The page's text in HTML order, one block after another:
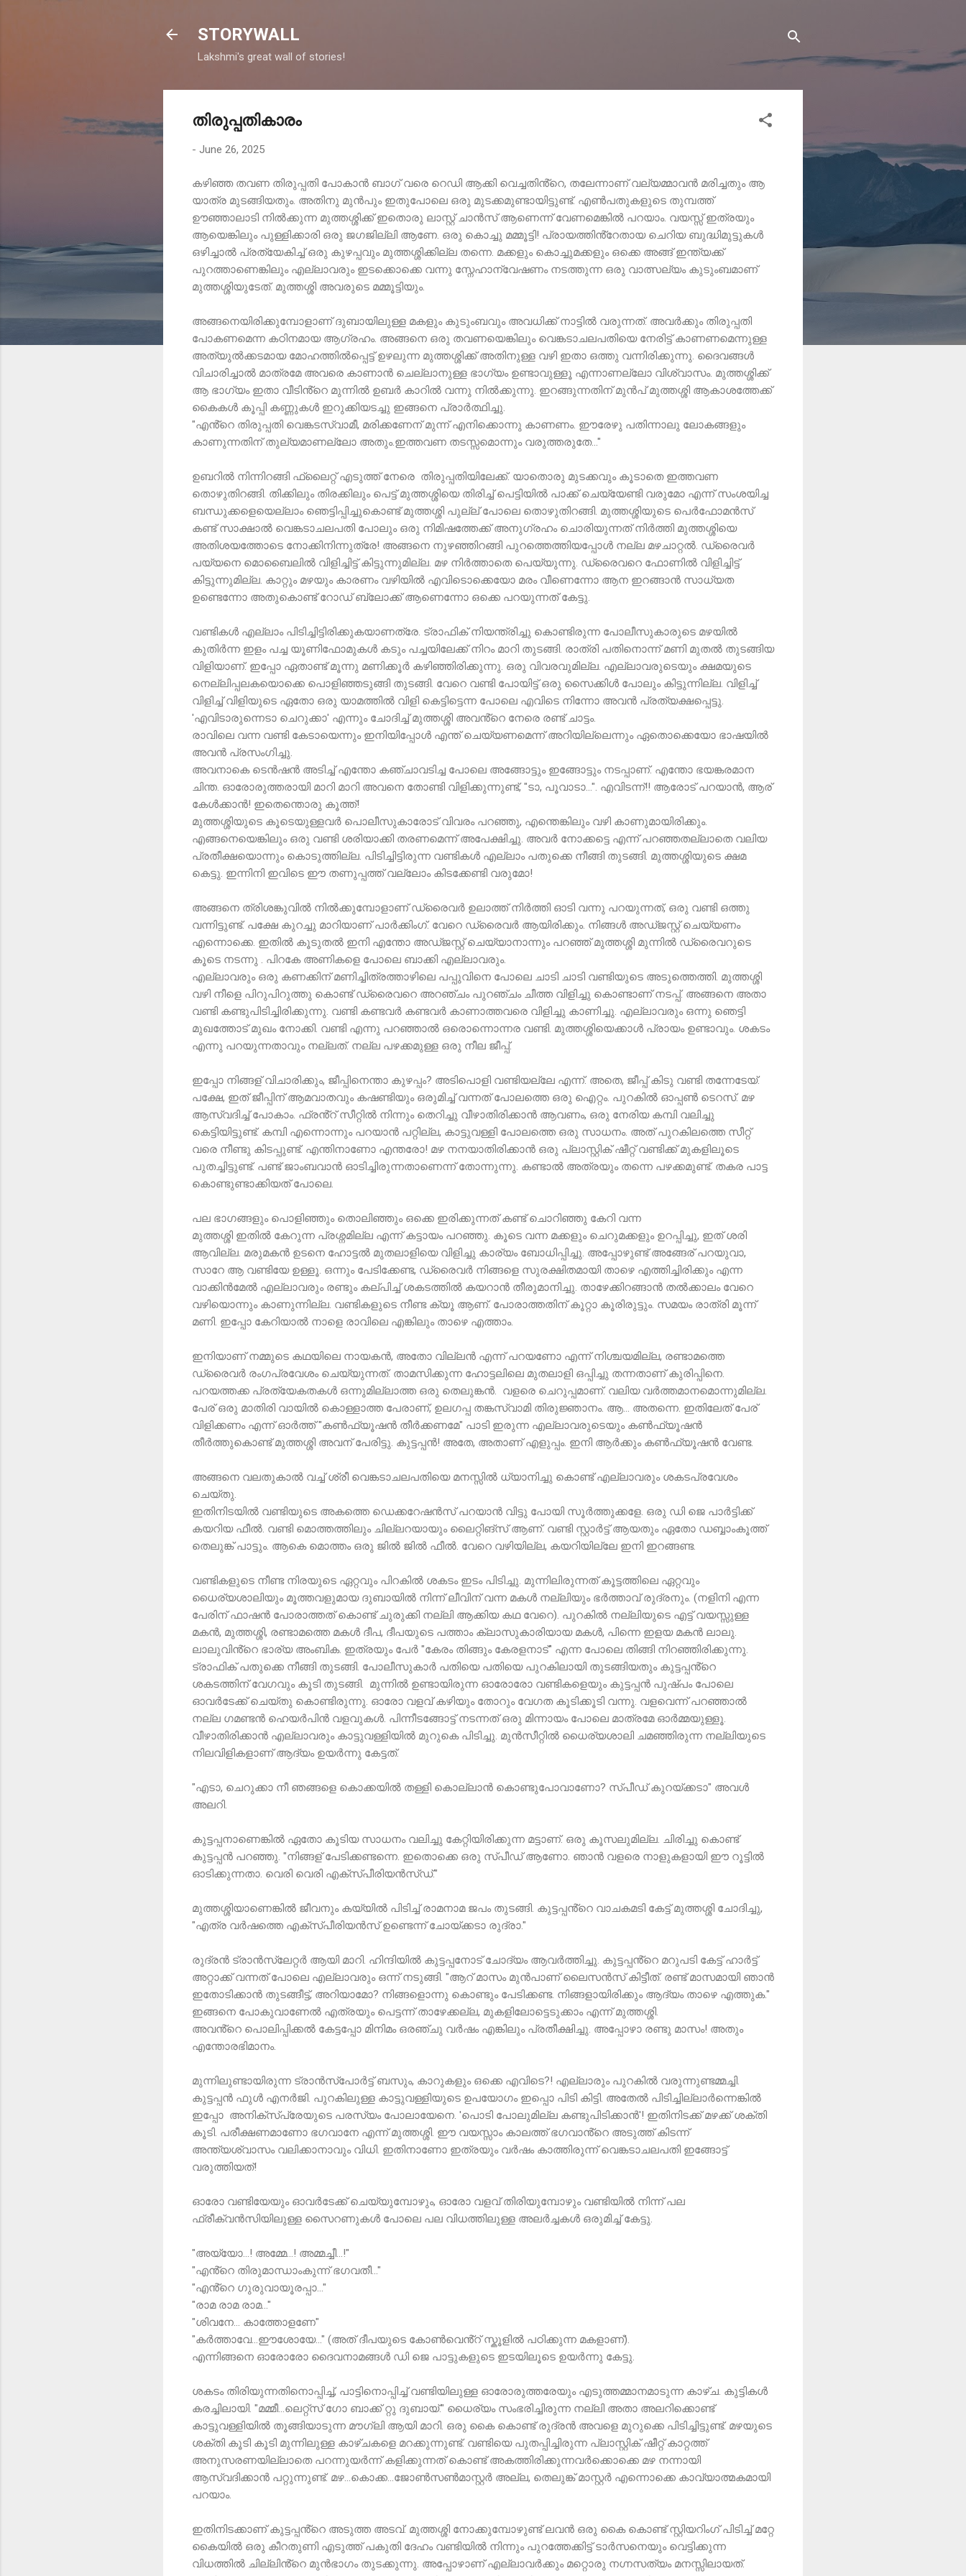
STORYWALL
Lakshmi's great wall of stories!
തിരുപ്പതികാരം
- June 26, 2025
കഴിഞ്ഞ തവണ തിരുപ്പതി പോകാൻ ബാഗ് വരെ റെഡി ആക്കി വെച്ചതിൻ്റെ, തലേന്നാണ് വല്യമ്മാവൻ മരിച്ചതും ആ
യാത്ര മുടങ്ങിയതും. അതിനു മുൻപും ഇതുപോലെ ഒരു മുടക്കമുണ്ടായിട്ടുണ്ട്. എൺപതുകളുടെ തുമ്പത്ത്
ഊഞ്ഞാലാടി നിൽക്കുന്ന മുത്തശ്ശിക്ക് ഇതൊരു ലാസ്റ്റ് ചാൻസ് ആണെന്ന് വേണമെങ്കിൽ പറയാം. വയസ്സ് ഇത്രയും
ആയെങ്കിലും പുള്ളിക്കാരി ഒരു ജഗജില്ലി ആണേ. ഒരു കൊച്ചു മമ്മൂട്ടി! പ്രായത്തിൻ്റേതായ ചെറിയ ബുദ്ധിമുട്ടുകൾ
ഒഴിച്ചാൽ പ്രത്യേകിച്ച് ഒരു കുഴപ്പവും മുത്തശ്ശിക്കില്ല തന്നെ. മക്കളും കൊച്ചുമക്കളും ഒക്കെ അങ്ങ് ഇന്ത്യക്ക്
പുറത്താണെങ്കിലും എല്ലാവരും ഇടക്കൊക്കെ വന്നു സ്നേഹാന്വേഷണം നടത്തുന്ന ഒരു വാത്സല്യം കുടുംബമാണ്
മുത്തശ്ശിയുടേത്. മുത്തശ്ശി അവരുടെ മമ്മൂട്ടിയും.
അങ്ങനെയിരിക്കുമ്പോളാണ് ദുബായിലുള്ള മകളും കുടുംബവും അവധിക്ക് നാട്ടിൽ വരുന്നത്. അവർക്കും തിരുപ്പതി
പോകണമെന്ന കഠിനമായ ആഗ്രഹം. അങ്ങനെ ഒരു തവണയെങ്കിലും വെങ്കടാചലപതിയെ നേരിട്ട് കാണണമെന്നുള്ള
അത്യുൽക്കടമായ മോഹത്തിൽപ്പെട്ട് ഉഴലുന്ന മുത്തശ്ശിക്ക് അതിനുള്ള വഴി ഇതാ ഒത്തു വന്നിരിക്കുന്നു. ദൈവങ്ങൾ
വിചാരിച്ചാൽ മാത്രമേ അവരെ കാണാൻ ചെല്ലാനുള്ള ഭാഗ്യം ഉണ്ടാവുള്ളൂ എന്നാണല്ലോ വിശ്വാസം. മുത്തശ്ശിക്ക്
ആ ഭാഗ്യം ഇതാ വീടിൻ്റെ മുന്നിൽ ഉബർ കാറിൽ വന്നു നിൽക്കുന്നു. ഇറങ്ങുന്നതിന് മുൻപ് മുത്തശ്ശി ആകാശത്തേക്ക്
കൈകൾ കൂപ്പി കണ്ണുകൾ ഇറുക്കിയടച്ചു ഇങ്ങനെ പ്രാർത്ഥിച്ചു.
"എൻ്റെ തിരുപ്പതി വെങ്കടസ്വാമീ, മരിക്കണേന് മുന്ന് എനിക്കൊന്നു കാണണം. ഈരേഴു പതിന്നാലു ലോകങ്ങളും
കാണുന്നതിന് തുല്യമാണല്ലോ അതും.ഇത്തവണ തടസ്സമൊന്നും വരുത്തരുതേ..."
ഉബറിൽ നിന്നിറങ്ങി ഫ്ലൈറ്റ് എടുത്ത് നേരെ തിരുപ്പതിയിലേക്ക്. യാതൊരു മുടക്കവും കൂടാതെ ഇത്തവണ
തൊഴുതിറങ്ങി. തിക്കിലും തിരക്കിലും പെട്ട് മുത്തശ്ശിയെ തിരിച്ച് പെട്ടിയിൽ പാക്ക് ചെയ്യേണ്ടി വരുമോ എന്ന് സംശയിച്ച
ബന്ധുക്കളെയെല്ലാം ഞെട്ടിപ്പിച്ചുകൊണ്ട് മുത്തശ്ശി പുല്ല് പോലെ തൊഴുതിറങ്ങി. മുത്തശ്ശിയുടെ പെർഫോമൻസ്
കണ്ട് സാക്ഷാൽ വെങ്കടാചലപതി പോലും ഒരു നിമിഷത്തേക്ക് അനുഗ്രഹം ചൊരിയുന്നത് നിർത്തി മുത്തശ്ശിയെ
അതിശയത്തോടെ നോക്കിനിന്നുത്രേ! അങ്ങനെ നുഴഞ്ഞിറങ്ങി പുറത്തെത്തിയപ്പോൾ നല്ല മഴചാറ്റൽ. ഡ്രൈവർ
പയ്യനെ മൊബൈലിൽ വിളിച്ചിട്ട് കിട്ടുന്നുമില്ല. മഴ നിർത്താതെ പെയ്യുന്നു. ഡ്രൈവറെ ഫോണിൽ വിളിച്ചിട്ട്
കിട്ടുന്നുമില്ല. കാറ്റും മഴയും കാരണം വഴിയിൽ എവിടൊക്കെയോ മരം വീണെന്നോ ആന ഇറങ്ങാൻ സാധ്യത
ഉണ്ടെന്നോ അതുകൊണ്ട് റോഡ് ബ്ലോക്ക് ആണെന്നോ ഒക്കെ പറയുന്നത് കേട്ടു.
വണ്ടികൾ എല്ലാം പിടിച്ചിട്ടിരിക്കുകയാണത്രേ. ട്രാഫിക് നിയന്ത്രിച്ചു കൊണ്ടിരുന്ന പോലീസുകാരുടെ മഴയിൽ
കുതിർന്ന ഇളം പച്ച യൂണിഫോമുകൾ കടും പച്ചയിലേക്ക് നിറം മാറി തുടങ്ങി. രാത്രി പതിനൊന്ന് മണി മുതൽ തുടങ്ങിയ
വിളിയാണ്. ഇപ്പോ ഏതാണ്ട് മൂന്നു മണിക്കൂർ കഴിഞ്ഞിരിക്കുന്നു. ഒരു വിവരവുമില്ല. എല്ലാവരുടെയും ക്ഷമയുടെ
നെല്ലിപ്പലകയൊക്കെ പൊളിഞ്ഞടുങ്ങി തുടങ്ങി. വേറെ വണ്ടി പോയിട്ട് ഒരു സൈക്കിൾ പോലും കിട്ടുന്നില്ല. വിളിച്ച്
വിളിച്ച് വിളിയുടെ ഏതോ ഒരു യാമത്തിൽ വിളി കെട്ടിട്ടെന്ന പോലെ എവിടെ നിന്നോ അവൻ പ്രത്യക്ഷപ്പെട്ടു.
'എവിടാരുന്നെടാ ചെറുക്കാ' എന്നും ചോദിച്ച് മുത്തശ്ശി അവൻ്റെ നേരെ രണ്ട് ചാട്ടം.
രാവിലെ വന്ന വണ്ടി കേടായെന്നും ഇനിയിപ്പോൾ എന്ത് ചെയ്യണമെന്ന് അറിയില്ലെന്നും ഏതൊക്കെയോ ഭാഷയിൽ
അവൻ പ്രസംഗിച്ചു.
അവനാകെ ടെൻഷൻ അടിച്ച് എന്തോ കഞ്ചാവടിച്ച പോലെ അങ്ങോട്ടും ഇങ്ങോട്ടും നടപ്പാണ്. എന്തോ ഭയങ്കരമാന
ചിന്ത. ഓരോരുത്തരായി മാറി മാറി അവനെ തോണ്ടി വിളിക്കുന്നുണ്ട്, "ടാ, പൂവാടാ...". എവിടന്ന്!! ആരോട് പറയാൻ, ആര്
കേൾക്കാൻ! ഇതെന്തൊരു കൂത്ത്!
മുത്തശ്ശിയുടെ കൂടെയുള്ളവർ പൊലീസുകാരോട് വിവരം പറഞ്ഞു, എന്തെങ്കിലും വഴി കാണുമായിരിക്കും.
എങ്ങനെയെങ്കിലും ഒരു വണ്ടി ശരിയാക്കി തരണമെന്ന് അപേക്ഷിച്ചു. അവർ നോക്കട്ടെ എന്ന് പറഞ്ഞതല്ലാതെ വലിയ
പ്രതീക്ഷയൊന്നും കൊടുത്തില്ല. പിടിച്ചിട്ടിരുന്ന വണ്ടികൾ എല്ലാം പതുക്കെ നീങ്ങി തുടങ്ങി. മുത്തശ്ശിയുടെ ക്ഷമ
കെട്ടു. ഇന്നിനി ഇവിടെ ഈ തണുപ്പത്ത് വല്ലോം കിടക്കേണ്ടി വരുമോ!
അങ്ങനെ ത്രിശങ്കുവിൽ നിൽക്കുമ്പോളാണ് ഡ്രൈവർ ഉലാത്ത് നിർത്തി ഓടി വന്നു പറയുന്നത്, ഒരു വണ്ടി ഒത്തു
വന്നിട്ടുണ്ട്. പക്ഷേ കുറച്ചു മാറിയാണ് പാർക്കിംഗ്. വേറെ ഡ്രൈവർ ആയിരിക്കും. നിങ്ങൾ അഡ്ജസ്റ്റ് ചെയ്യണം
എന്നൊക്കെ. ഇതിൽ കൂടുതൽ ഇനി എന്തോ അഡ്ജസ്റ്റ് ചെയ്യാനാന്നും പറഞ്ഞ് മുത്തശ്ശി മുന്നിൽ ഡ്രൈവറുടെ
കൂടെ നടന്നു . പിറകേ അണികളെ പോലെ ബാക്കി എല്ലാവരും.
എല്ലാവരും ഒരു കണക്കിന് മണിച്ചിത്രത്താഴിലെ പപ്പുവിനെ പോലെ ചാടി ചാടി വണ്ടിയുടെ അടുത്തെത്തി. മുത്തശ്ശി
വഴി നീളെ പിറുപിറുത്തു കൊണ്ട് ഡ്രൈവറെ അറഞ്ചം പുറഞ്ചം ചീത്ത വിളിച്ചു കൊണ്ടാണ് നടപ്പ്. അങ്ങനെ അതാ
വണ്ടി കണ്ടുപിടിച്ചിരിക്കുന്നു. വണ്ടി കണ്ടവർ കണ്ടവർ കാണാത്തവരെ വിളിച്ചു കാണിച്ചു. എല്ലാവരും ഒന്നു ഞെട്ടി
മുഖത്തോട് മുഖം നോക്കി. വണ്ടി എന്നു പറഞ്ഞാൽ ഒരൊന്നൊന്നര വണ്ടി. മുത്തശ്ശിയെക്കാൾ പ്രായം ഉണ്ടാവും. ശകടം
എന്നു പറയുന്നതാവും നല്ലത്. നല്ല പഴക്കമുള്ള ഒരു നീല ജീപ്പ്.
ഇപ്പോ നിങ്ങള് വിചാരിക്കും, ജീപ്പിനെന്താ കുഴപ്പം? അടിപൊളി വണ്ടിയല്ലേ എന്ന്. അതെ, ജീപ്പ് കിടു വണ്ടി തന്നേടേയ്.
പക്ഷേ, ഇത് ജീപ്പിന് ആമവാതവും കഷണ്ടിയും ഒരുമിച്ച് വന്നത് പോലത്തെ ഒരു ഐറ്റം. പുറകിൽ ഓപ്പൺ ടെറസ്. മഴ
ആസ്വദിച്ച് പോകാം. ഫ്രൻ്റ് സീറ്റിൽ നിന്നും തെറിച്ചു വീഴാതിരിക്കാൻ ആവണം, ഒരു നേരിയ കമ്പി വലിച്ചു
കെട്ടിയിട്ടുണ്ട്. കമ്പി എന്നൊന്നും പറയാൻ പറ്റില്ല, കാട്ടുവള്ളി പോലത്തെ ഒരു സാധനം. അത് പുറകിലത്തെ സീറ്റ്
വരെ നീണ്ടു കിടപ്പുണ്ട്. എന്തിനാണോ എന്തരോ! മഴ നനയാതിരിക്കാൻ ഒരു പ്ലാസ്റ്റിക് ഷീറ്റ് വണ്ടിക്ക് മുകളിലൂടെ
പുതച്ചിട്ടുണ്ട്. പണ്ട് ജാംബവാൻ ഓടിച്ചിരുന്നതാണെന്ന് തോന്നുന്നു. കണ്ടാൽ അത്രയും തന്നെ പഴക്കമുണ്ട്. തകര പാട്ട
കൊണ്ടുണ്ടാക്കിയത് പോലെ.
പല ഭാഗങ്ങളും പൊളിഞ്ഞും തൊലിഞ്ഞും ഒക്കെ ഇരിക്കുന്നത് കണ്ട് ചൊറിഞ്ഞു കേറി വന്ന
മുത്തശ്ശി ഇതിൽ കേറുന്ന പ്രശ്നമില്ല എന്ന് കട്ടായം പറഞ്ഞു. കൂടെ വന്ന മക്കളും ചെറുമക്കളും ഉറപ്പിച്ചു, ഇത് ശരി
ആവില്ല. മരുമകൻ ഉടനെ ഹോട്ടൽ മുതലാളിയെ വിളിച്ചു കാര്യം ബോധിപ്പിച്ചു. അപ്പോഴുണ്ട് അങ്ങേര് പറയുവാ,
സാറേ ആ വണ്ടിയേ ഉള്ളൂ. ഒന്നും പേടിക്കേണ്ട, ഡ്രൈവർ നിങ്ങളെ സുരക്ഷിതമായി താഴെ എത്തിച്ചിരിക്കും എന്ന
വാക്കിൻമേൽ എല്ലാവരും രണ്ടും കല്പിച്ച് ശകടത്തിൽ കയറാൻ തീരുമാനിച്ചു. താഴേക്കിറങ്ങാൻ തൽക്കാലം വേറെ
വഴിയൊന്നും കാണുന്നില്ല. വണ്ടികളുടെ നീണ്ട ക്യൂ ആണ്. പോരാത്തതിന് കൂറ്റാ കൂരിരുട്ടും. സമയം രാത്രി മൂന്ന്
മണി. ഇപ്പോ കേറിയാൽ നാളെ രാവിലെ എങ്കിലും താഴെ എത്താം.
ഇനിയാണ് നമ്മുടെ കഥയിലെ നായകൻ, അതോ വില്ലൻ എന്ന് പറയണോ എന്ന് നിശ്ചയമില്ല, രണ്ടാമത്തെ
ഡ്രൈവർ രംഗപ്രവേശം ചെയ്യുന്നത്. താമസിക്കുന്ന ഹോട്ടലിലെ മുതലാളി ഒപ്പിച്ചു തന്നതാണ് കുരിപ്പിനെ.
പറയത്തക്ക പ്രത്യേകതകൾ ഒന്നുമില്ലാത്ത ഒരു തെലുങ്കൻ. വളരെ ചെറുപ്പമാണ്. വലിയ വർത്തമാനമൊന്നുമില്ല.
പേര് ഒരു മാതിരി വായിൽ കൊള്ളാത്ത പേരാണ്, ഉലഗപ്പ തങ്കസ്വാമി തിരുജ്ഞാനം. ആ... അതന്നെ. ഇതിലേത് പേര്
വിളിക്കണം എന്ന് ഓർത്ത് "കൺഫ്യൂഷൻ തീർക്കണമേ" പാടി ഇരുന്ന എല്ലാവരുടെയും കൺഫ്യൂഷൻ
തീർത്തുകൊണ്ട് മുത്തശ്ശി അവന് പേരിട്ടു. കുട്ടപ്പൻ! അതേ, അതാണ് എളുപ്പം. ഇനി ആർക്കും കൺഫ്യൂഷൻ വേണ്ട.
അങ്ങനെ വലതുകാൽ വച്ച് ശ്രീ വെങ്കടാചലപതിയെ മനസ്സിൽ ധ്യാനിച്ചു കൊണ്ട് എല്ലാവരും ശകടപ്രവേശം
ചെയ്തു.
ഇതിനിടയിൽ വണ്ടിയുടെ അകത്തെ ഡെക്കറേഷൻസ് പറയാൻ വിട്ടു പോയി സൂർത്തുക്കളേ. ഒരു ഡി ജെ പാർട്ടിക്ക്
കയറിയ ഫീൽ. വണ്ടി മൊത്തത്തിലും ചില്ലറയായും ലൈറ്റിങ്സ് ആണ്. വണ്ടി സ്റ്റാർട്ട് ആയതും ഏതോ ഡബ്ബാംകൂത്ത്
തെലുങ്ക് പാട്ടും. ആകെ മൊത്തം ഒരു ജിൽ ജിൽ ഫീൽ. വേറെ വഴിയില്ല, കയറിയില്ലേ ഇനി ഇറങ്ങണ്ട.
വണ്ടികളുടെ നീണ്ട നിരയുടെ ഏറ്റവും പിറകിൽ ശകടം ഇടം പിടിച്ചു. മുന്നിലിരുന്നത് കൂട്ടത്തിലെ ഏറ്റവും
ധൈര്യശാലിയും മൂത്തവളുമായ ദുബായിൽ നിന്ന് ലീവിന് വന്ന മകൾ നല്ലിയും ഭർത്താവ് രുദ്രനും. (നളിനി എന്ന
പേരിന് ഫാഷൻ പോരാത്തത് കൊണ്ട് ചുരുക്കി നല്ലി ആക്കിയ കഥ വേറെ). പുറകിൽ നല്ലിയുടെ എട്ട് വയസ്സുള്ള
മകൻ, മുത്തശ്ശി, രണ്ടാമത്തെ മകൾ ദീപ, ദീപയുടെ പത്താം ക്ലാസുകാരിയായ മകൾ, പിന്നെ ഇളയ മകൻ ലാലു.
ലാലുവിൻ്റെ ഭാര്യ അംബിക. ഇത്രയും പേർ "കേരം തിങ്ങും കേരളനാട്" എന്ന പോലെ തിങ്ങി നിറഞ്ഞിരിക്കുന്നു.
ട്രാഫിക് പതുക്കെ നീങ്ങി തുടങ്ങി. പോലീസുകാർ പതിയെ പതിയെ പുറകിലായി തുടങ്ങിയതും കുട്ടപ്പൻ്റെ
ശകടത്തിന് വേഗവും കൂടി തുടങ്ങി. മുന്നിൽ ഉണ്ടായിരുന്ന ഓരോരോ വണ്ടികളെയും കുട്ടപ്പൻ പുഷ്പം പോലെ
ഓവർടേക്ക് ചെയ്തു കൊണ്ടിരുന്നു. ഓരോ വളവ് കഴിയും തോറും വേഗത കൂടിക്കൂടി വന്നു. വളവെന്ന് പറഞ്ഞാൽ
നല്ല ഗമണ്ടൻ ഹെയർപിൻ വളവുകൾ. പിന്നീടങ്ങോട്ട് നടന്നത് ഒരു മിന്നായം പോലെ മാത്രമേ ഓർമ്മയുള്ളൂ.
വീഴാതിരിക്കാൻ എല്ലാവരും കാട്ടുവള്ളിയിൽ മുറുകെ പിടിച്ചു. മുൻസീറ്റിൽ ധൈര്യശാലി ചമഞ്ഞിരുന്ന നല്ലിയുടെ
നിലവിളികളാണ് ആദ്യം ഉയർന്നു കേട്ടത്.
"എടാ, ചെറുക്കാ നീ ഞങ്ങളെ കൊക്കയിൽ തള്ളി കൊല്ലാൻ കൊണ്ടുപോവാണോ? സ്പീഡ് കുറയ്ക്കടാ" അവൾ
അലറി.
കുട്ടപ്പനാണെങ്കിൽ ഏതോ കൂടിയ സാധനം വലിച്ചു കേറ്റിയിരിക്കുന്ന മട്ടാണ്. ഒരു കൂസലുമില്ല. ചിരിച്ചു കൊണ്ട്
കുട്ടപ്പൻ പറഞ്ഞു. "നിങ്ങള് പേടിക്കണ്ടന്നെ. ഇതൊക്കെ ഒരു സ്പീഡ് ആണോ. ഞാൻ വളരെ നാളുകളായി ഈ റൂട്ടിൽ
ഓടിക്കുന്നതാ. വെരി വെരി എക്സ്പീരിയൻസ്ഡ്."
മുത്തശ്ശിയാണെങ്കിൽ ജീവനും കയ്യിൽ പിടിച്ച് രാമനാമ ജപം തുടങ്ങി. കുട്ടപ്പൻ്റെ വാചകമടി കേട്ട് മുത്തശ്ശി ചോദിച്ചു,
"എത്ര വർഷത്തെ എക്സ്പീരിയൻസ് ഉണ്ടെന്ന് ചോയ്ക്കടാ രുദ്രാ."
രുദ്രൻ ട്രാൻസ്ലേറ്റർ ആയി മാറി. ഹിന്ദിയിൽ കുട്ടപ്പനോട് ചോദ്യം ആവർത്തിച്ചു. കുട്ടപ്പൻ്റെ മറുപടി കേട്ട് ഹാർട്ട്
അറ്റാക്ക് വന്നത് പോലെ എല്ലാവരും ഒന്ന് നടുങ്ങി. "ആറ് മാസം മുൻപാണ് ലൈസൻസ് കിട്ടീത്. രണ്ട് മാസമായി ഞാൻ
ഇതോടിക്കാൻ തുടങ്ങീട്ട്, അറിയാമോ? നിങ്ങളൊന്നു കൊണ്ടും പേടിക്കണ്ട. നിങ്ങളായിരിക്കും ആദ്യം താഴെ എത്തുക."
ഇങ്ങനെ പോകുവാണേൽ എത്രയും പെട്ടന്ന് താഴേക്കല്ല, മുകളിലോട്ടെടുക്കാം എന്ന് മുത്തശ്ശി.
അവൻ്റെ പൊലിപ്പിക്കൽ കേട്ടപ്പോ മിനിമം ഒരഞ്ചു വർഷം എങ്കിലും പ്രതീക്ഷിച്ചു. അപ്പോഴാ രണ്ടു മാസം! അതും
എന്തോരഭിമാനം.
മുന്നിലുണ്ടായിരുന്ന ട്രാൻസ്പോർട്ട് ബസും, കാറുകളും ഒക്കെ എവിടെ?! എല്ലാരും പുറകിൽ വരുന്നുണ്ടമ്മച്ചി.
കുട്ടപ്പൻ ഫുൾ എനർജി. പുറകിലുള്ള കാട്ടുവള്ളിയുടെ ഉപയോഗം ഇപ്പൊ പിടി കിട്ടി. അതേൽ പിടിച്ചില്ലാർന്നെങ്കിൽ
ഇപ്പോ അനിക്സ്പ്രേയുടെ പരസ്യം പോലായേനെ. 'പൊടി പോലുമില്ല കണ്ടുപിടിക്കാൻ'! ഇതിനിടക്ക് മഴക്ക് ശക്തി
കൂടി. പരീക്ഷണമാണോ ഭഗവാനേ എന്ന് മുത്തശ്ശി. ഈ വയസ്സാം കാലത്ത് ഭഗവാൻ്റെ അടുത്ത് കിടന്ന്
അന്ത്യശ്വാസം വലിക്കാനാവും വിധി. ഇതിനാണോ ഇത്രയും വർഷം കാത്തിരുന്ന് വെങ്കടാചലപതി ഇങ്ങോട്ട്
വരുത്തിയത്!
ഓരോ വണ്ടിയേയും ഓവർടേക്ക് ചെയ്യുമ്പോഴും, ഓരോ വളവ് തിരിയുമ്പോഴും വണ്ടിയിൽ നിന്ന് പല
ഫ്രീക്വൻസിയിലുള്ള സൈറണുകൾ പോലെ പല വിധത്തിലുള്ള അലർച്ചകൾ ഒരുമിച്ച് കേട്ടു.
"അയ്യോ...! അമ്മേ...! അമ്മച്ചീ...!"
"എൻ്റെ തിരുമാന്ധാംകുന്ന് ഭഗവതീ..."
"എൻ്റെ ഗുരുവായൂരപ്പാ..."
"രാമ രാമ രാമ..."
"ശിവനേ... കാത്തോളണേ"
"കർത്താവേ...ഈശോയേ..." (അത് ദീപയുടെ കോൺവെൻ്റ് സ്കൂളിൽ പഠിക്കുന്ന മകളാണ്).
എന്നിങ്ങനെ ഓരോരോ ദൈവനാമങ്ങൾ ഡി ജെ പാട്ടുകളുടെ ഇടയിലൂടെ ഉയർന്നു കേട്ടു.
ശകടം തിരിയുന്നതിനൊപ്പിച്ച്, പാട്ടിനൊപ്പിച്ച് വണ്ടിയിലുള്ള ഓരോരുത്തരേയും എടുത്തമ്മാനമാടുന്ന കാഴ്ച. കുട്ടികൾ
കരച്ചിലായി. "മമ്മീ...ലെറ്റ്സ് ഗോ ബാക്ക് റ്റു ദുബായ്." ധൈര്യം സംഭരിച്ചിരുന്ന നല്ലി അതാ അലറിക്കൊണ്ട്
കാട്ടുവള്ളിയിൽ തൂങ്ങിയാടുന്ന മൗഗ്ലി ആയി മാറി. ഒരു കൈ കൊണ്ട് രുദ്രൻ അവളെ മുറുക്കെ പിടിച്ചിട്ടുണ്ട്. മഴയുടെ
ശക്തി കൂടി കൂടി മുന്നിലുള്ള കാഴ്ചകളെ മറക്കുന്നുണ്ട്. വണ്ടിയെ പുതപ്പിച്ചിരുന്ന പ്ലാസ്റ്റിക് ഷീറ്റ് കാറ്റത്ത്
അനുസരണയില്ലാതെ പറന്നുയർന്ന് കളിക്കുന്നത് കൊണ്ട് അകത്തിരിക്കുന്നവർക്കൊക്കെ മഴ നന്നായി
ആസ്വദിക്കാൻ പറ്റുന്നുണ്ട്. മഴ...കൊക്ക...ജോൺസൺമാസ്റ്റർ അല്ല, തെലുങ്ക് മാസ്റ്റർ എന്നൊക്കെ കാവ്യാത്മകമായി
പറയാം.
ഇതിനിടക്കാണ് കുട്ടപ്പൻ്റെ അടുത്ത അടവ്. മുത്തശ്ശി നോക്കുമ്പോഴുണ്ട് ലവൻ ഒരു കൈ കൊണ്ട് സ്റ്റിയറിംഗ് പിടിച്ച് മറ്റേ
കൈയിൽ ഒരു കീറതുണി എടുത്ത് പകുതി ദേഹം വണ്ടിയിൽ നിന്നും പുറത്തേക്കിട്ട് ടാർസനെയും വെട്ടിക്കുന്ന
വിധത്തിൽ ചില്ലിൻ്റെ മുൻഭാഗം തുടക്കുന്നു. അപ്പോഴാണ് എല്ലാവർക്കും മറ്റൊരു നഗ്നസത്യം മനസ്സിലായത്.